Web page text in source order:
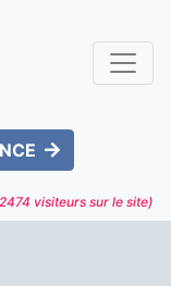
2474 visiteurs sur le site)